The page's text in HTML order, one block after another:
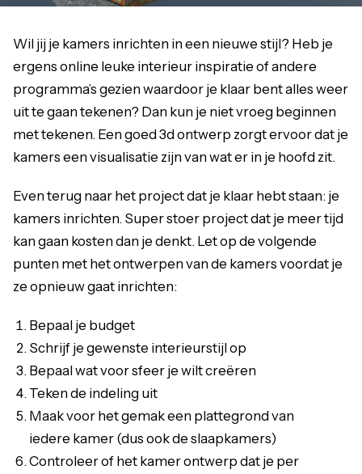
Wil jij je kamers inrichten in een nieuwe stijl? Heb je
ergens online leuke interieur inspiratie of andere
programma’s gezien waardoor je klaar bent alles weer
uit te gaan tekenen? Dan kun je niet vroeg beginnen
met tekenen. Een goed 3d ontwerp zorgt ervoor dat je
kamers een visualisatie zijn van wat er in je hoofd zit.
Even terug naar het project dat je klaar hebt staan: je
kamers inrichten. Super stoer project dat je meer tijd
kan gaan kosten dan je denkt. Let op de volgende
punten met het ontwerpen van de kamers voordat je
ze opnieuw gaat inrichten:
Bepaal je budget
Schrijf je gewenste interieurstijl op
Bepaal wat voor sfeer je wilt creëren
Teken de indeling uit
Maak voor het gemak een plattegrond van
iedere kamer (dus ook de slaapkamers)
Controleer of het kamer ontwerp dat je per